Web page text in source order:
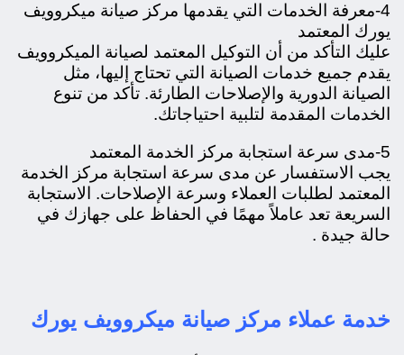
4-معرفة الخدمات التي يقدمها مركز صيانة ميكروويف
يورك المعتمد
عليك التأكد من أن التوكيل المعتمد لصيانة الميكروويف
يقدم جميع خدمات الصيانة التي تحتاج إليها، مثل
الصيانة الدورية والإصلاحات الطارئة. تأكد من تنوع
الخدمات المقدمة لتلبية احتياجاتك.
5-مدى سرعة استجابة مركز الخدمة المعتمد
يجب الاستفسار عن مدى سرعة استجابة مركز الخدمة
المعتمد لطلبات العملاء وسرعة الإصلاحات. الاستجابة
السريعة تعد عاملاً مهمًا في الحفاظ على جهازك في
حالة جيدة .
خدمة عملاء مركز صيانة ميكروويف يورك